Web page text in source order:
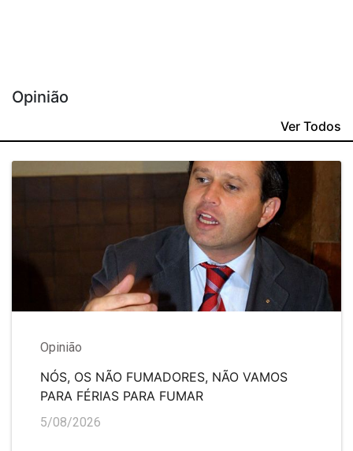
Opinião
Ver Todos
Opinião
NÓS, OS NÃO FUMADORES, NÃO VAMOS
PARA FÉRIAS PARA FUMAR
5/08/2026